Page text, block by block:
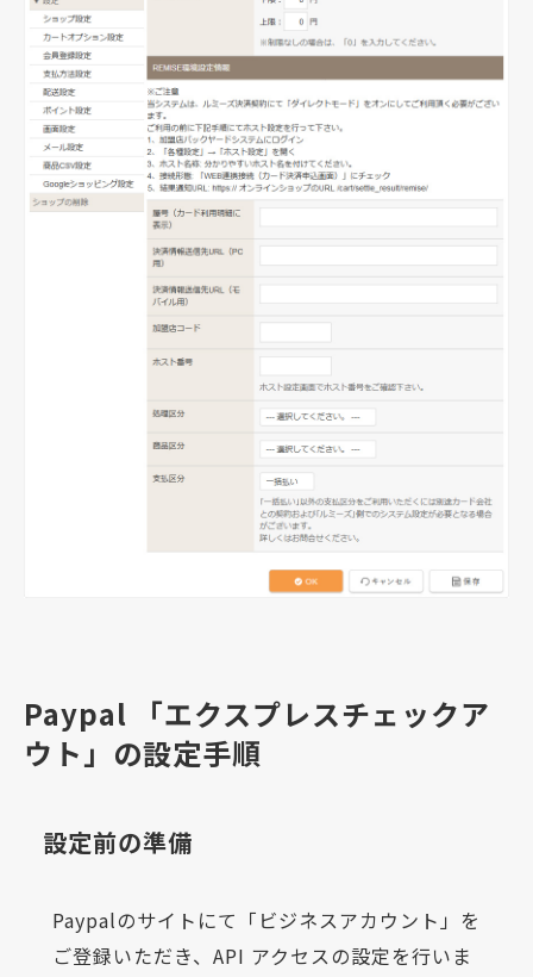
Paypal 「エクスプレスチェックア
ウト」の設定手順
設定前の準備
Paypalのサイトにて「ビジネスアカウント」を
ご登録いただき、API アクセスの設定を行いま